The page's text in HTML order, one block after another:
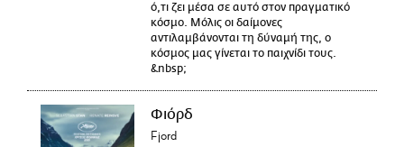
ό,τι ζει μέσα σε αυτό στον πραγματικό
κόσμο. Μόλις οι δαίμονες
αντιλαμβάνονται τη δύναμή της, ο
κόσμος μας γίνεται το παιχνίδι τους.
&nbsp;
Φιόρδ
Fjord